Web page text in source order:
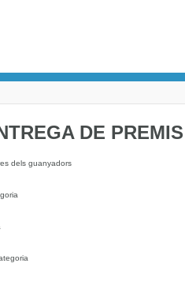
DE
dels guanyadors